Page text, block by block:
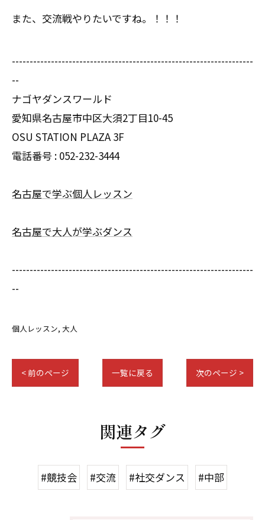
また、交流戦やりたいですね。！！！
--------------------------------------------------------------------
--
ナゴヤダンスワールド
愛知県名古屋市中区大須2丁目10-45
OSU STATION PLAZA 3F
電話番号 : 052-232-3444
名古屋で学ぶ個人レッスン
名古屋で大人が学ぶダンス
--------------------------------------------------------------------
--
個人レッスン 大人
< 前のページ 一覧に戻る 次のページ >
関連タグ
#競技会 #交流 #社交ダンス #中部